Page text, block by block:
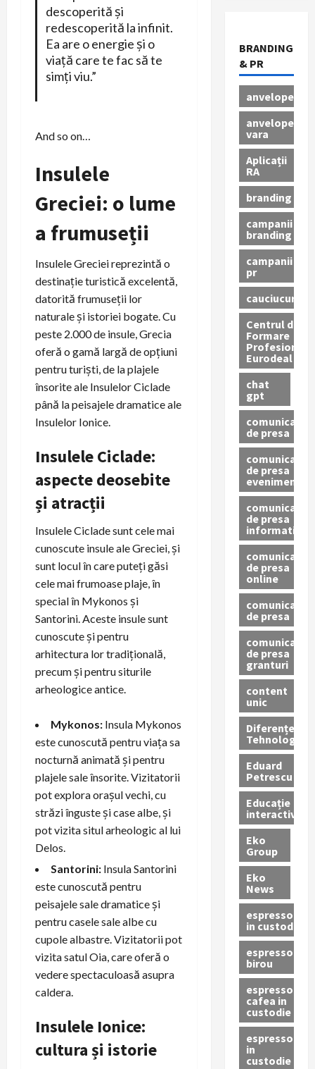
descoperită și
redescoperită la infinit.
Ea are o energie și o
viață care te fac să te
simți viu.”
And so on…
Insulele
Greciei: o lume
a frumuseții
Insulele Greciei reprezintă o
destinație turistică excelentă,
datorită frumuseții lor
naturale și istoriei bogate. Cu
peste 2.000 de insule, Grecia
oferă o gamă largă de opțiuni
pentru turiști, de la plajele
însorite ale Insulelor Ciclade
până la peisajele dramatice ale
Insulelor Ionice.
Insulele Ciclade:
aspecte deosebite
și atracții
Insulele Ciclade sunt cele mai
cunoscute insule ale Greciei, și
sunt locul în care puteți găsi
cele mai frumoase plaje, în
special în Mykonos și
Santorini. Aceste insule sunt
cunoscute și pentru
arhitectura lor tradițională,
precum și pentru siturile
arheologice antice.
Mykonos: Insula Mykonos
este cunoscută pentru viața sa
nocturnă animată și pentru
plajele sale însorite. Vizitatorii
pot explora orașul vechi, cu
străzi înguste și case albe, și
pot vizita situl arheologic al lui
Delos.
Santorini: Insula Santorini
este cunoscută pentru
peisajele sale dramatice și
pentru casele sale albe cu
cupole albastre. Vizitatorii pot
vizita satul Oia, care oferă o
vedere spectaculoasă asupra
caldera.
Insulele Ionice:
cultura și istorie
BRANDING
& PR
anvelope
anvelope
vara
Aplicații
RA
branding
campanii
branding
campanii
pr
cauciucuri
Centrul de
Formare
Profesionala
Eurodeal
chat
gpt
comunicat
de presa
comunicat
de presa
eveniment
comunicat
de presa
informativ
comunicat
de presa
online
comunicate
de presa
comunicate
de presa
granturi
content
unic
Diferențe
Tehnologice
Eduard
Petrescu
Educație
interactivă
Eko
Group
Eko
News
espressoare
in custodie
espressor
birou
espressor
cafea in
custodie
espressor
in
custodie